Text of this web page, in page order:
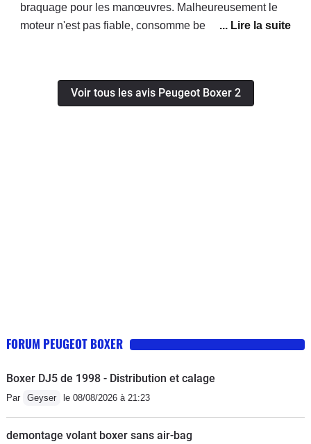
braquage pour les manœuvres. Malheureusement le
moteur n'est pas fiable, consomme beaucoup trop
Voir tous les avis Peugeot Boxer 2
FORUM PEUGEOT BOXER
Boxer DJ5 de 1998 - Distribution et calage
Par Geyser le 08/08/2026 à 21:23
demontage volant boxer sans air-bag